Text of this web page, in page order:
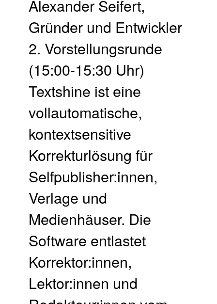
Alexander Seifert,
Gründer und Entwickler
2. Vor­stellungs­runde
(15:00-15:30 Uhr)
Textshine ist eine
vollautomatische,
kontextsensitive
Korrekturlösung für
Selfpublisher:innen,
Verlage und
Medienhäuser. Die
Software entlastet
Korrektor:innen,
Lektor:innen und